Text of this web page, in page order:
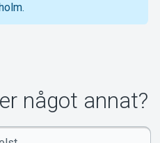
något annat?